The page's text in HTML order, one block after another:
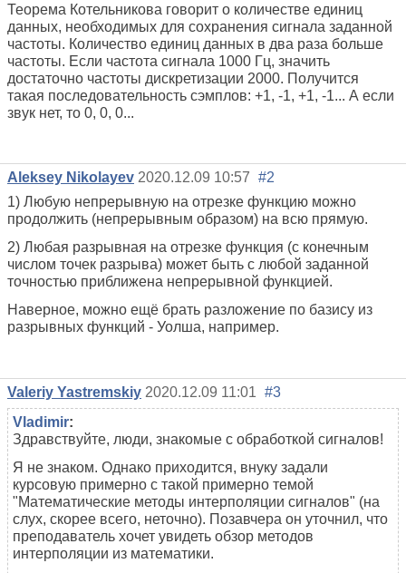
Теорема Котельникова говорит о количестве единиц
данных, необходимых для сохранения сигнала заданной
частоты. Количество единиц данных в два раза больше
частоты. Если частота сигнала 1000 Гц, значить
достаточно частоты дискретизации 2000. Получится
такая последовательность сэмплов: +1, -1, +1, -1... А если
звук нет, то 0, 0, 0...
Aleksey Nikolayev 2020.12.09 10:57 #2
1) Любую непрерывную на отрезке функцию можно
продолжить (непрерывным образом) на всю прямую.
2) Любая разрывная на отрезке функция (с конечным
числом точек разрыва) может быть с любой заданной
точностью приближена непрерывной функцией.
Наверное, можно ещё брать разложение по базису из
разрывных функций - Уолша, например.
Valeriy Yastremskiy 2020.12.09 11:01 #3
Vladimir:
Здравствуйте, люди, знакомые с обработкой сигналов!
Я не знаком. Однако приходится, внуку задали
курсовую примерно с такой примерно темой
"Математические методы интерполяции сигналов" (на
слух, скорее всего, неточно). Позавчера он уточнил, что
преподаватель хочет увидеть обзор методов
интерполяции из математики.